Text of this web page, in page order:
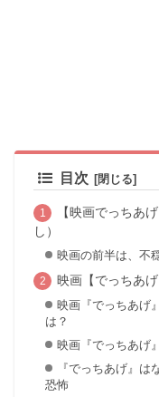
目次
【映画でっちあ
し）
映画の前半は、不
映画【でっちあ
映画『でっちあげ
は？
映画『でっちあげ
『でっちあげ』
恐怖